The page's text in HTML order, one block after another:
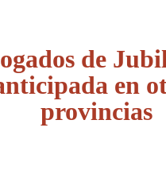
de
en
provincias